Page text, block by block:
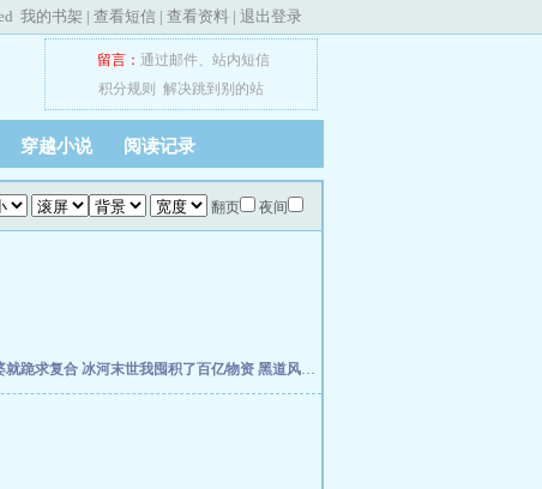
我的书架 | 查看短信 | 查看资料 | 退出登录
留言： 通过邮件、 站内短信
积分规则
解决跳到别的站
穿越小说 阅读记录
翻页 夜间
就跪求复合 冰河末世我囤积了百亿物资 黑道风云江湖路